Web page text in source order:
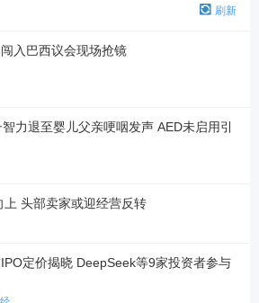
刷新
入巴西议会现场抢镜
力退至婴儿父亲哽咽发声 AED未启用引
头部卖家或迎经营反转
定价揭晓 DeepSeek等9家投资者参与